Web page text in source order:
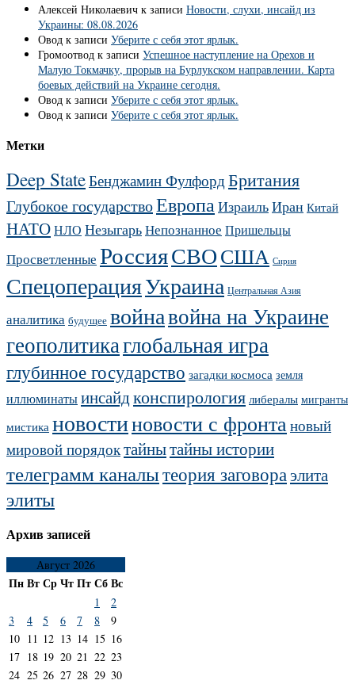
Алексей Николаевич к записи Новости, слухи, инсайд из
Украины: 08.08.2026
Овод к записи Уберите с себя этот ярлык.
Громоотвод к записи Успешное наступление на Орехов и
Малую Токмачку, прорыв на Бурлукском направлении. Карта
боевых действий на Украине сегодня.
Овод к записи Уберите с себя этот ярлык.
Овод к записи Уберите с себя этот ярлык.
Метки
Deep StateБенджамин ФулфордБритания
Глубокое государствоЕвропаИзраильИран Китай
НАТОНЛО НезыгарьНепознанное Пришельцы
Просветленные РоссияСВОСША Сирия
СпецоперацияУкраина Центральная Азия
аналитика будущее войнавойна на Украине
геополитикаглобальная игра
глубинное государство загадки космоса земля
иллюминатыинсайдконспирология либералы мигранты
мистика новостиновости с фронтановый
мировой порядоктайнытайны истории
телеграмм каналытеория заговораэлита
элиты
Архив записей
Август 2026
ПнВтСрЧтПтСбВс
1
2
3
4 5 6 7 8
9
10 11 12 13 14 15 16
17 18 19 20 21 22 23
24 25 26 27 28 29 30